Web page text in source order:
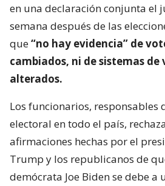
en una declaración conjunta el
semana después de las
que“no hay evidencia” de
cambiados, ni de sistemas de
alterados.
Los funcionarios, responsables
electoral en todo el país,
afirmaciones hechas por el
Trump y los republicanos de
demócrata Joe Biden se debe a